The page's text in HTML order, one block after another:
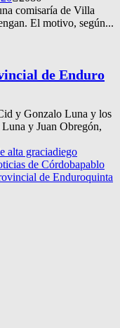
comisaría de Villa
El motivo, según...
de Enduro
y Gonzalo Luna y los
y Juan Obregón,
alta graciadiego
de Córdobapablo
de Enduroquinta